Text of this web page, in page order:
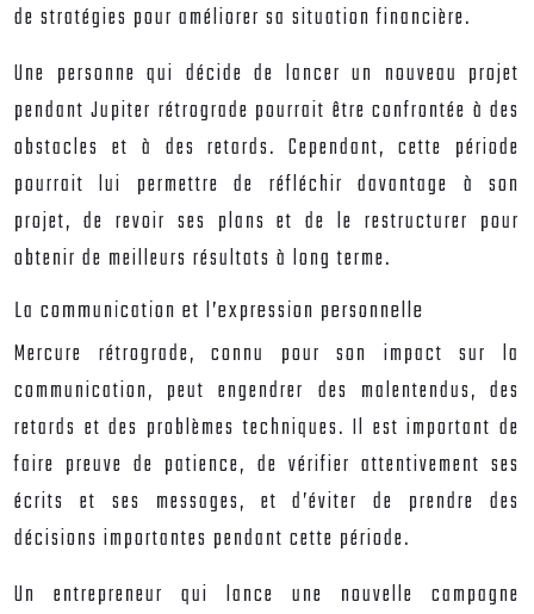
de stratégies pour améliorer sa situation financière.
Une personne qui décide de lancer un nouveau projet
pendant Jupiter rétrograde pourrait être confrontée à des
obstacles et à des retards. Cependant, cette période
pourrait lui permettre de réfléchir davantage à son
projet, de revoir ses plans et de le restructurer pour
obtenir de meilleurs résultats à long terme.
La communication et l’expression personnelle
Mercure rétrograde, connu pour son impact sur la
communication, peut engendrer des malentendus, des
retards et des problèmes techniques. Il est important de
faire preuve de patience, de vérifier attentivement ses
écrits et ses messages, et d’éviter de prendre des
décisions importantes pendant cette période.
Un entrepreneur qui lance une nouvelle campagne